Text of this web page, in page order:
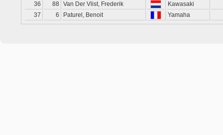
36
88 Van Der Vlist, Frederik
Kawasaki
37
6 Paturel, Benoit Yamaha